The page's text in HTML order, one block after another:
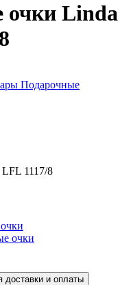
очки Linda
Подарочные
1117/8
доставки и оплаты